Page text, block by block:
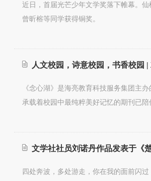
近日，首届光芒少年文学奖落下帷幕。
曾昕榕等同学获得铜奖。
人文校园，诗意校园，书香校园 |
《念心湖》是海亮教育科技服务集团主
承载着校园中最纯粹美好记忆的期刊已
文学社社员刘诺丹作品发表于《
四处奔波，多处游走，你在我的面前闪